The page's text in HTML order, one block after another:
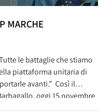
MARCHE
le battaglie che stiamo
piattaforma unitaria di
avanti.” Così il
oggi 15 novembre